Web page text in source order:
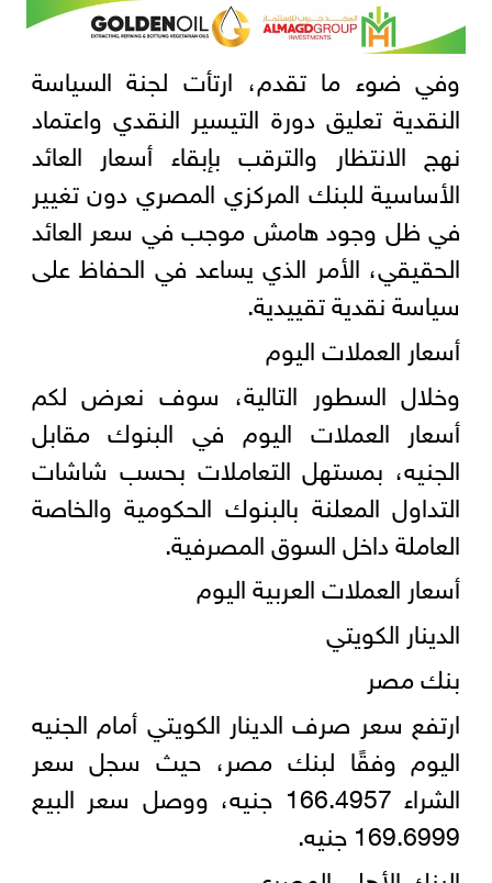
وفي ضوء ما تقدم، ارتأت لجنة السياسة
النقدية تعليق دورة التيسير النقدي واعتماد
نهج الانتظار والترقب بإبقاء أسعار العائد
الأساسية للبنك المركزي المصري دون تغيير
في ظل وجود هامش موجب في سعر العائد
الحقيقي، الأمر الذي يساعد في الحفاظ على
سياسة نقدية تقييدية.
أسعار العملات اليوم
وخلال السطور التالية، سوف نعرض لكم
أسعار العملات اليوم في البنوك مقابل
الجنيه، بمستهل التعاملات بحسب شاشات
التداول المعلنة بالبنوك الحكومية والخاصة
العاملة داخل السوق المصرفية.
أسعار العملات العربية اليوم
الدينار الكويتي
بنك مصر
ارتفع سعر صرف الدينار الكويتي أمام الجنيه
اليوم وفقًا لبنك مصر، حيث سجل سعر
الشراء 166.4957 جنيه، ووصل سعر البيع
169.6999 جنيه.